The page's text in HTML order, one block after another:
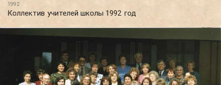
1992
Коллектив учителей школы 1992 год